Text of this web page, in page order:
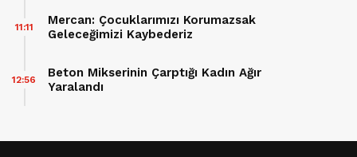
Mercan: Çocuklarımızı Korumazsak
Geleceğimizi Kaybederiz
11:11
Beton Mikserinin Çarptığı Kadın Ağır
Yaralandı
12:56